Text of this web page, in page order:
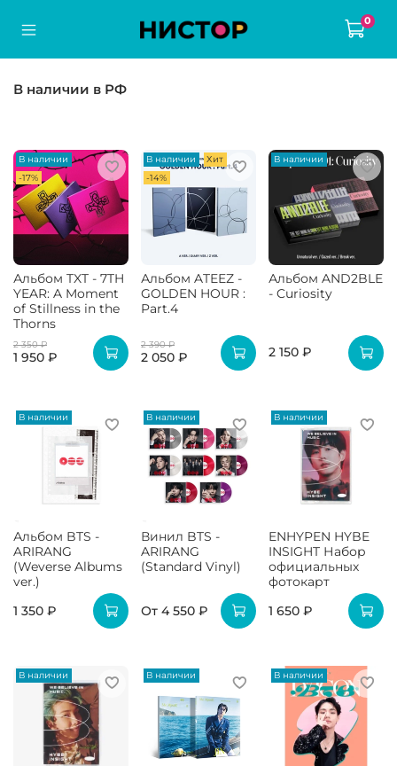
0
В наличии в РФ
В наличии
-17%
Альбом TXT - 7TH
YEAR: A Moment
of Stillness in the
Thorns
2 350 ₽
1 950 ₽
В наличии
Хит
-14%
Альбом ATEEZ -
GOLDEN HOUR :
Part.4
2 390 ₽
2 050 ₽
В наличии
Альбом AND2BLE
- Curiosity
2 150 ₽
В наличии
Альбом BTS -
ARIRANG
(Weverse Albums
ver.)
1 350 ₽
В наличии
Винил BTS -
ARIRANG
(Standard Vinyl)
От 4 550 ₽
В наличии
ENHYPEN HYBE
INSIGHT Набор
официальных
фотокарт
1 650 ₽
В наличии В наличии В наличии